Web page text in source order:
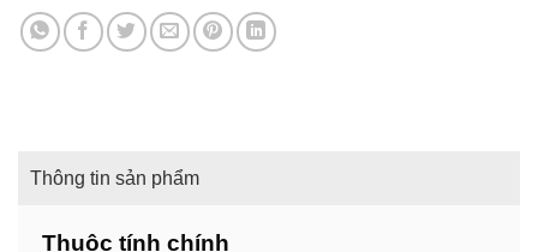
Thông tin sản phẩm
Thuộc tính chính